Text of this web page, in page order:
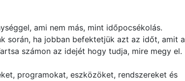
ami nem más, mint időpocsékolás.
során, ha jobban befektetjük azt az időt, amit a
számon az idejét hogy tudja, mire megy el.
programokat, eszközöket, rendszereket és